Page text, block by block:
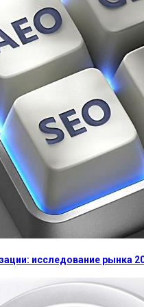
исследование рынка